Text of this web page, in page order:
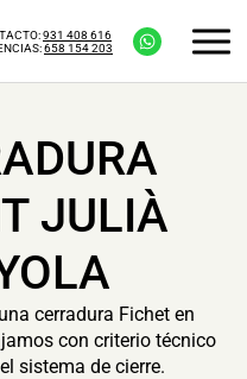
931 408 616
658 154 203
JULIÀ
cerradura Fichet en
con criterio técnico
sistema de cierre.